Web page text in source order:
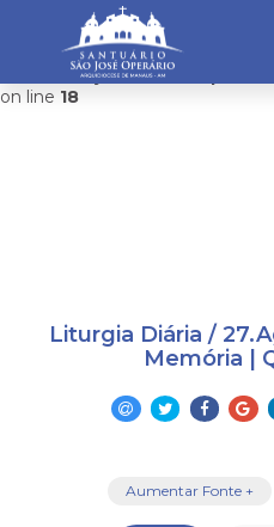
: mysqli_connect():
version mismatch.
/home/saojosemanaus/
on line 18
Liturgia Diária /
Memória |
Aumentar Fonte +